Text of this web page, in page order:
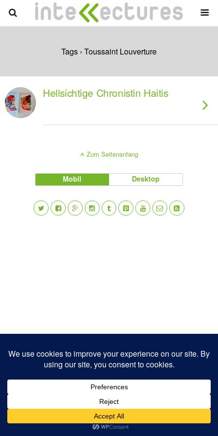
Tags › Toussaint Louverture
Hellsichtige Chronistin Haitis
Zum Seitenanfang
Mobil Desktop